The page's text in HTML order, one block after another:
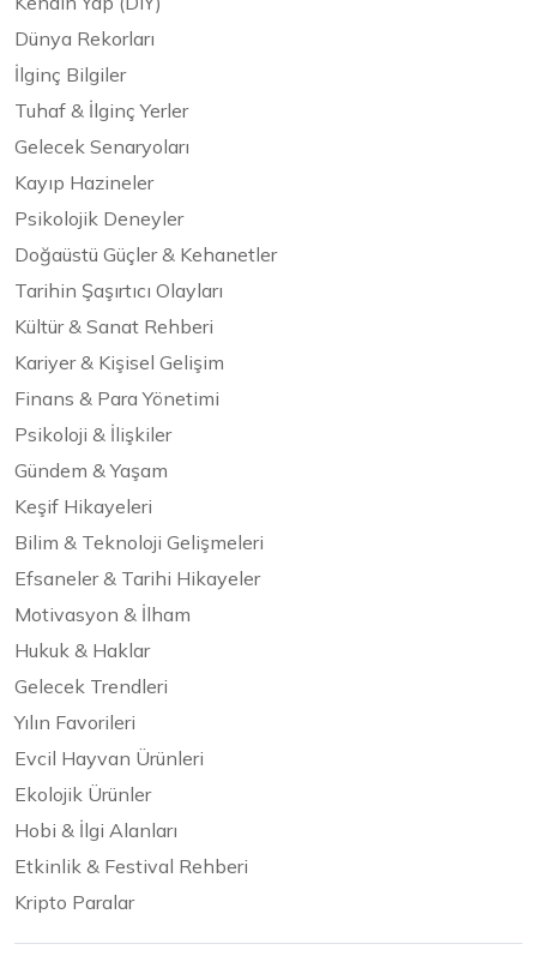
Dünya Rekorları
İlginç Bilgiler
Tuhaf & İlginç Yerler
Gelecek Senaryoları
Kayıp Hazineler
Psikolojik Deneyler
Doğaüstü Güçler & Kehanetler
Tarihin Şaşırtıcı Olayları
Kültür & Sanat Rehberi
Kariyer & Kişisel Gelişim
Finans & Para Yönetimi
Psikoloji & İlişkiler
Gündem & Yaşam
Keşif Hikayeleri
Bilim & Teknoloji Gelişmeleri
Efsaneler & Tarihi Hikayeler
Motivasyon & İlham
Hukuk & Haklar
Gelecek Trendleri
Yılın Favorileri
Evcil Hayvan Ürünleri
Ekolojik Ürünler
Hobi & İlgi Alanları
Etkinlik & Festival Rehberi
Kripto Paralar